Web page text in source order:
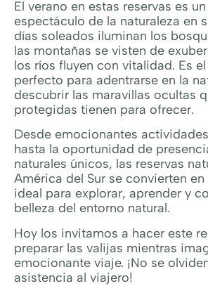
El verano en estas reservas es
espectáculo de la naturaleza en
días soleados iluminan los
las montañas se visten de
los ríos fluyen con vitalidad. Es
perfecto para adentrarse en la
descubrir las maravillas ocultas
protegidas tienen para ofrecer.
Desde emocionantes
hasta la oportunidad de
naturales únicos, las reservas
América del Sur se convierten
ideal para explorar, aprender y
belleza del entorno natural.
Hoy los invitamos a hacer este
preparar las valijas mientras
emocionante viaje. ¡No se
asistencia al viajero!